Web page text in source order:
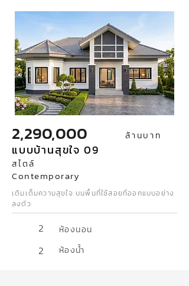
2,290,000 ล้านบาท
แบบบ้านสุขใจ 09
สไตล์
Contemporary
เติมเต็มความสุขใจ บนพื้นที่ใช้สอยที่ออกแบบอย่าง
ลงตัว
2 ห้องนอน
2 ห้องน้ำ